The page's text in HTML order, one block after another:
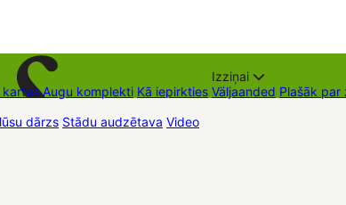
kartes Augu komplekti Kā iepirkties
Izziņai
Väljaanded Plašāk par
dārzs Stādu audzētava Video